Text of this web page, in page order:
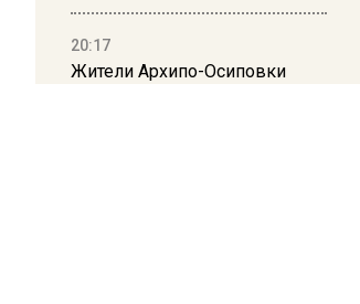
20:17
Жители Архипо-Осиповки